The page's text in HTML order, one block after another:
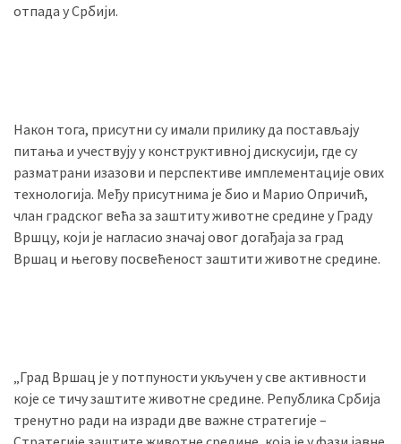
отпада у Србији.
Након тога, присутни су имали прилику да постављају
питања и учествују у конструктивној дискусији, где су
разматрани изазови и перспективе имплементације ових
технологија. Међу присутнима је био и Марио Опричић,
члан градског већа за заштиту животне средине у Граду
Вршцу, који је нагласио значај овог догађаја за град
Вршац и његову посвећеност заштити животне средине.
„Град Вршац је у потпуности укључен у све активности
које се тичу заштите животне средине. Република Србија
тренутно ради на изради две важне стратегије –